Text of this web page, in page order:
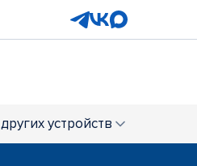
других устройств